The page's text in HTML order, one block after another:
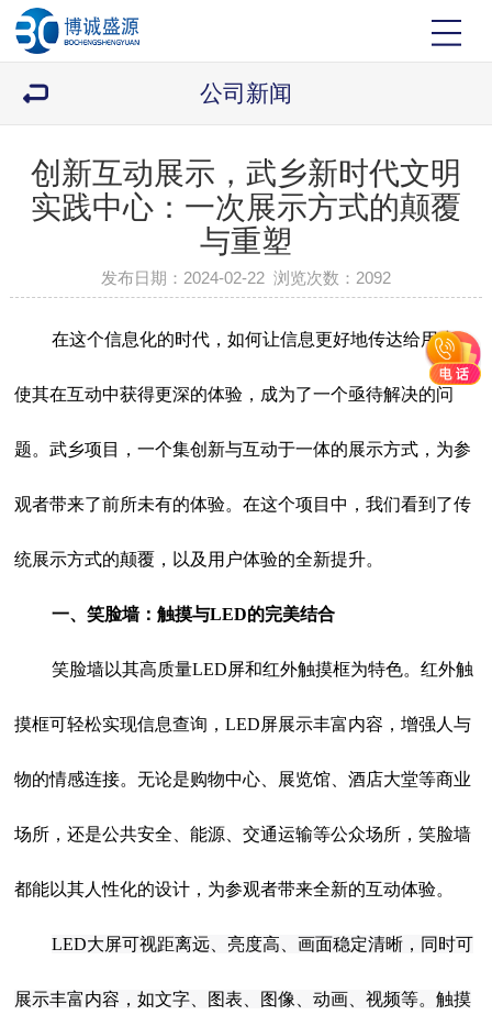
公司新闻
创新互动展示，武乡新时代文明
实践中心：一次展示方式的颠覆
与重塑
发布日期：2024-02-22 浏览次数： 2092
在这个信息化的时代，如何让信息更好地传达给用户，
使其在互动中获得更深的体验，成为了一个亟待解决的问
题。武乡项目，一个集创新与互动于一体的展示方式，为参
观者带来了前所未有的体验。在这个项目中，我们看到了传
统展示方式的颠覆，以及用户体验的全新提升。
一、笑脸墙：触摸与LED的完美结合
笑脸墙以其高质量LED屏和红外触摸框为特色。红外触
摸框可轻松实现信息查询，LED屏展示丰富内容，增强人与
物的情感连接。无论是购物中心、展览馆、酒店大堂等商业
场所，还是公共安全、能源、交通运输等公众场所，笑脸墙
都能以其人性化的设计，为参观者带来全新的互动体验。
LED大屏可视距离远、亮度高、画面稳定清晰，同时可
展示丰富内容，如文字、图表、图像、动画、视频等。触摸